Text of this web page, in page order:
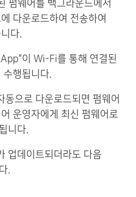
펌웨어를 백그라운드에서
다운로드하여 전송하여
다.
이 Wi-Fi를 통해 연결된
수행됩니다.
으로 다운로드되면 펌웨어
운영자에게 최신 펌웨어로
니다.
업데이트되더라도 다음
.